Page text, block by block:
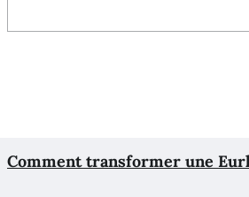
Comment transformer une